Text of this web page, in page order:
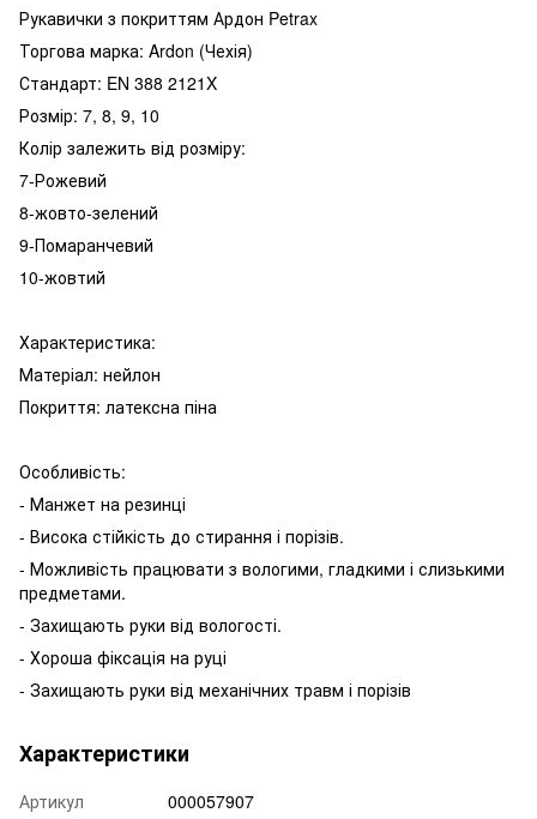
Рукавички з покриттям Ардон Petrax
Торгова марка: Ardon (Чехія)
Стандарт: EN 388 2121X
Розмір: 7, 8, 9, 10
Колір залежить від розміру:
7-Рожевий
8-жовто-зелений
9-Помаранчевий
10-жовтий
Характеристика:
Матеріал: нейлон
Покриття: латексна піна
Особливість:
- Манжет на резинці
- Висока стійкість до стирання і порізів.
- Можливість працювати з вологими, гладкими і слизькими
предметами.
- Захищають руки від вологості.
- Хороша фіксація на руці
- Захищають руки від механічних травм і порізів
Характеристики
Артикул
000057907